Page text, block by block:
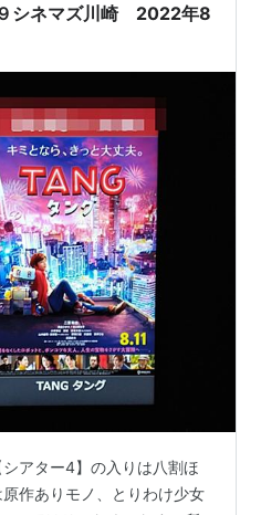
ょい」（ドラマ）
まれた410万の星
ス
シネマズ川崎 2022年8
アター4】の入りは八割ほ
作ありモノ、とりわけ少女